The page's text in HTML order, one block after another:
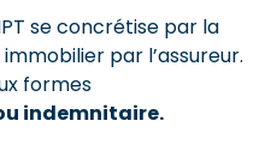
se concrétise par la
par l’assureur.
formes
indemnitaire.